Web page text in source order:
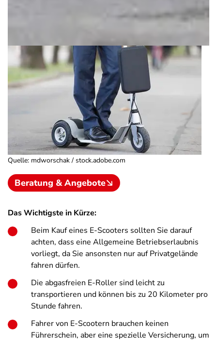
Quelle: mdworschak / stock.adobe.com
Beratung & Angebote
Das Wichtigste in Kürze:
Beim Kauf eines E-Scooters sollten Sie darauf
achten, dass eine Allgemeine Betriebserlaubnis
vorliegt, da Sie ansonsten nur auf Privatgelände
fahren dürfen.
Die abgasfreien E-Roller sind leicht zu
transportieren und können bis zu 20 Kilometer pro
Stunde fahren.
Fahrer von E-Scootern brauchen keinen
Führerschein, aber eine spezielle Versicherung, um